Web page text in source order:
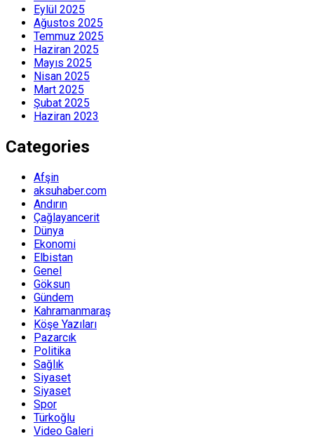
Eylül 2025
Ağustos 2025
Temmuz 2025
Haziran 2025
Mayıs 2025
Nisan 2025
Mart 2025
Şubat 2025
Haziran 2023
Categories
Afşin
aksuhaber.com
Andırın
Çağlayancerit
Dünya
Ekonomi
Elbistan
Genel
Göksun
Gündem
Kahramanmaraş
Köşe Yazıları
Pazarcık
Politika
Sağlık
Siyaset
Siyaset
Spor
Türkoğlu
Video Galeri